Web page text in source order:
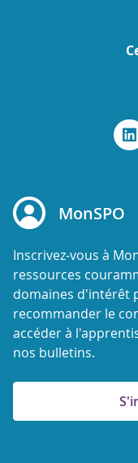
MonSPO
Inscrivez-vous à
ressources
domaines d'intérêt
recommander le
accéder à
nos bulletins.